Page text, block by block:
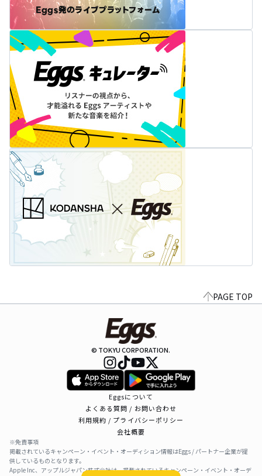
PAGE TOP
© TOKYU CORPORATION.
Eggsについて
よくある質問 / お問い合わせ
利用規約 / プライバシーポリシー
会社概要
※免責事項
掲載されているキャンペーン・イベント・オーディション情報はEggs / パートナー企業が提
供しているものとなります。
Apple Inc、アップルジャパン株式会社は、掲載されているキャンペーン・イベント・オーデ